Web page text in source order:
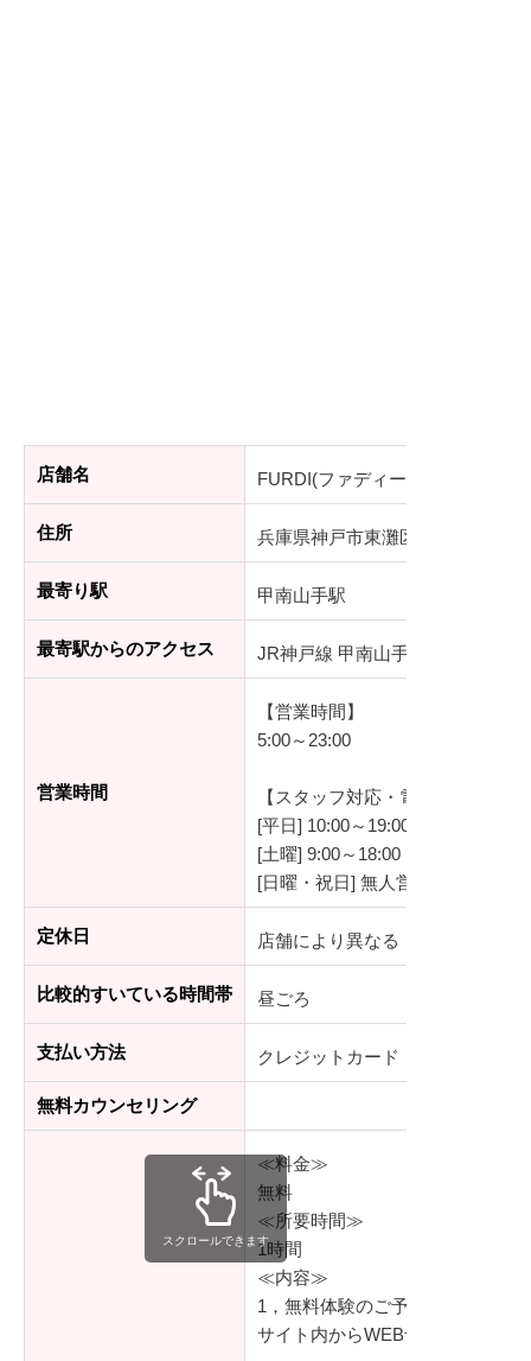
店舗名 FURDI(ファディー) 甲南山手駅前
住所 兵庫県神戸市東灘区森北町1丁目
最寄り駅 甲南山手駅
最寄駅からのアクセス JR神戸線 甲南山手駅 徒歩2分
営業時間
【営業時間】
5:00～23:00
【スタッフ対応・電話受付時間】
[平日] 10:00～19:00
[土曜] 9:00～18:00
[日曜・祝日] 無人営業
定休日 店舗により異なる
比較的すいている時間帯 昼ごろ
支払い方法 クレジットカード
無料カウンセリング
≪料金≫
無料
≪所要時間≫
1時間
≪内容≫
1，無料体験のご予約
サイト内からWEB予約、もしく
スクロールできます